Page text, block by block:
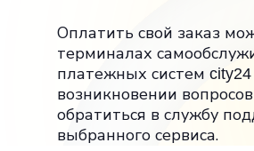
Оплатить свой заказ
терминалах
платежных систем city24
возникновении
обратиться в службу
выбранного сервиса.